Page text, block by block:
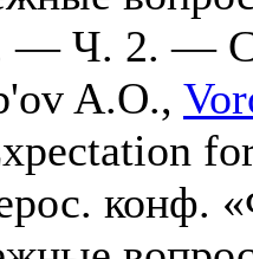
— Ч. 2. —
A.O.,
конф.